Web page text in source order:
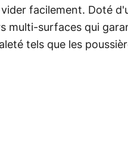
facilement. Doté
multi-surfaces qui
tels que les